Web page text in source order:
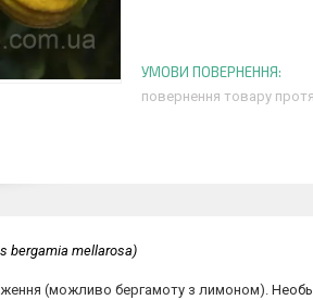
повернення товару
bergamia mellarosa)
(можливо бергамоту з лимоном). Н